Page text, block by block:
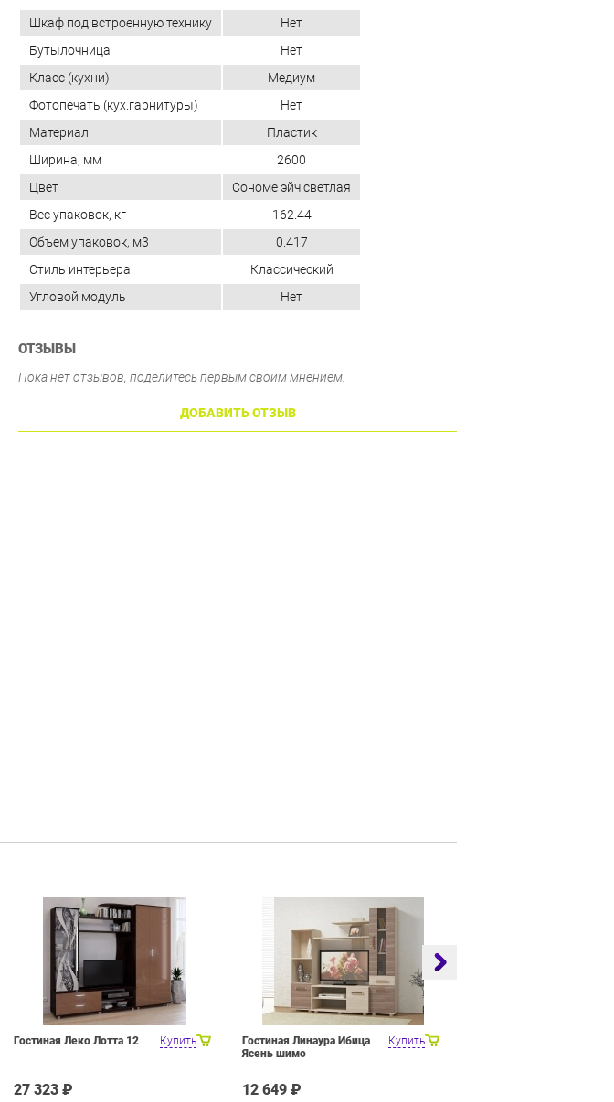
Шкаф под встроенную технику
Нет
Бутылочница
Нет
Класс (кухни)
Медиум
Фотопечать (кух.гарнитуры)
Нет
Материал
Пластик
Ширина, мм
2600
Цвет
Сономе эйч светлая
Вес упаковок, кг
162.44
Объем упаковок, м3
0.417
Стиль интерьера
Классический
Угловой модуль
Нет
ОТЗЫВЫ
Пока нет отзывов, поделитесь первым своим мнением.
ДОБАВИТЬ ОТЗЫВ
Купить
Гостиная Леко Лотта 12
27 323 ₽
Купить
Гостиная Линаура Ибица
Ясень шимо
12 649 ₽